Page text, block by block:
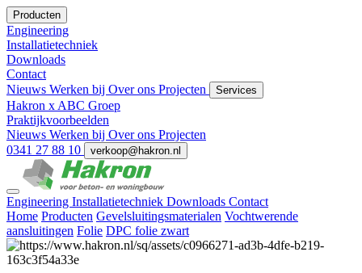
Producten
Engineering
Installatietechniek
Downloads
Contact
Nieuws Werken bij Over ons Projecten Services
Hakron x ABC Groep
Praktijkvoorbeelden
Nieuws Werken bij Over ons Projecten
0341 27 88 10
verkoop@hakron.nl
Engineering Installatietechniek Downloads Contact
Home Producten Gevelsluitingsmaterialen Vochtwerende
aansluitingen Folie DPC folie zwart